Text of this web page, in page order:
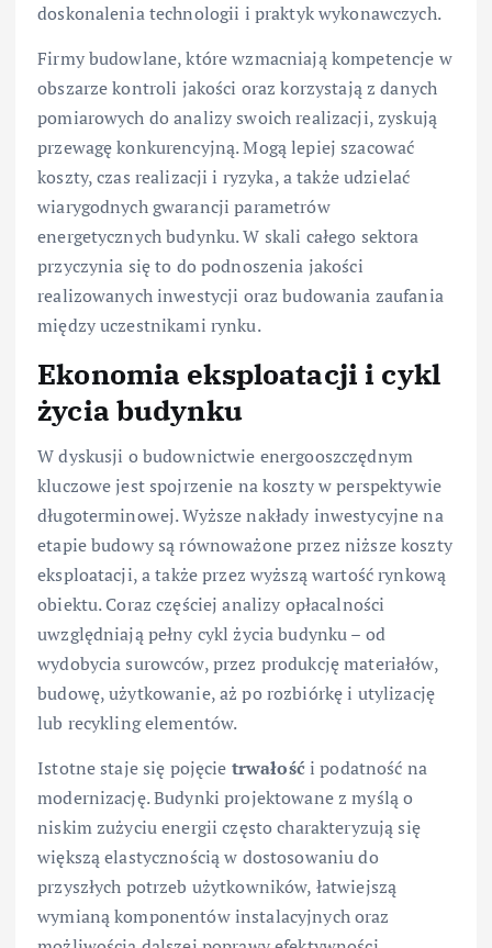
doskonalenia technologii i praktyk wykonawczych.
Firmy budowlane, które wzmacniają kompetencje w
obszarze kontroli jakości oraz korzystają z danych
pomiarowych do analizy swoich realizacji, zyskują
przewagę konkurencyjną. Mogą lepiej szacować
koszty, czas realizacji i ryzyka, a także udzielać
wiarygodnych gwarancji parametrów
energetycznych budynku. W skali całego sektora
przyczynia się to do podnoszenia jakości
realizowanych inwestycji oraz budowania zaufania
między uczestnikami rynku.
Ekonomia eksploatacji i cykl
życia budynku
W dyskusji o budownictwie energooszczędnym
kluczowe jest spojrzenie na koszty w perspektywie
długoterminowej. Wyższe nakłady inwestycyjne na
etapie budowy są równoważone przez niższe koszty
eksploatacji, a także przez wyższą wartość rynkową
obiektu. Coraz częściej analizy opłacalności
uwzględniają pełny cykl życia budynku – od
wydobycia surowców, przez produkcję materiałów,
budowę, użytkowanie, aż po rozbiórkę i utylizację
lub recykling elementów.
Istotne staje się pojęcie trwałość i podatność na
modernizację. Budynki projektowane z myślą o
niskim zużyciu energii często charakteryzują się
większą elastycznością w dostosowaniu do
przyszłych potrzeb użytkowników, łatwiejszą
wymianą komponentów instalacyjnych oraz